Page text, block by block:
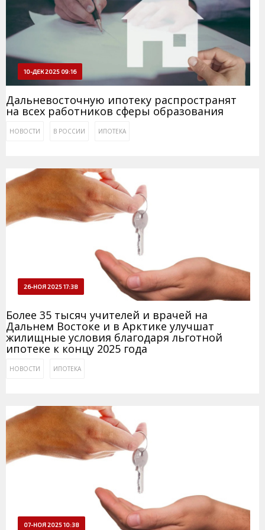
10-ДЕК 2025 09:16
Дальневосточную ипотеку распространят
на всех работников сферы образования
НОВОСТИ В РОССИИ ИПОТЕКА
26-НОЯ 2025 17:38
Более 35 тысяч учителей и врачей на
Дальнем Востоке и в Арктике улучшат
жилищные условия благодаря льготной
ипотеке к концу 2025 года
НОВОСТИ ИПОТЕКА
07-НОЯ 2025 10:38